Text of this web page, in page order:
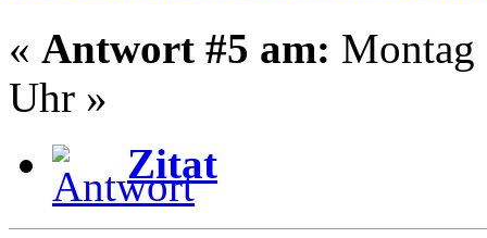
« Antwort #5 am: Montag
Uhr »
Zitat